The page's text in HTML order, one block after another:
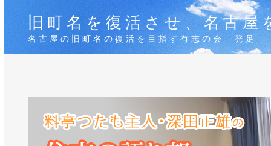
旧町名を復活させ、名古
名古屋の旧町名の復活を目指す有志の会 発足